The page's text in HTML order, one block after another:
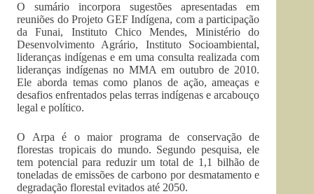
O sumário incorpora sugestões apresentadas em
reuniões do Projeto GEF Indígena, com a participação
da Funai, Instituto Chico Mendes, Ministério do
Desenvolvimento Agrário, Instituto Socioambiental,
lideranças indígenas e em uma consulta realizada com
lideranças indígenas no MMA em outubro de 2010.
Ele aborda temas como planos de ação, ameaças e
desafios enfrentados pelas terras indígenas e arcabouço
legal e político.
O Arpa é o maior programa de conservação de
florestas tropicais do mundo. Segundo pesquisa, ele
tem potencial para reduzir um total de 1,1 bilhão de
toneladas de emissões de carbono por desmatamento e
degradação florestal evitados até 2050.